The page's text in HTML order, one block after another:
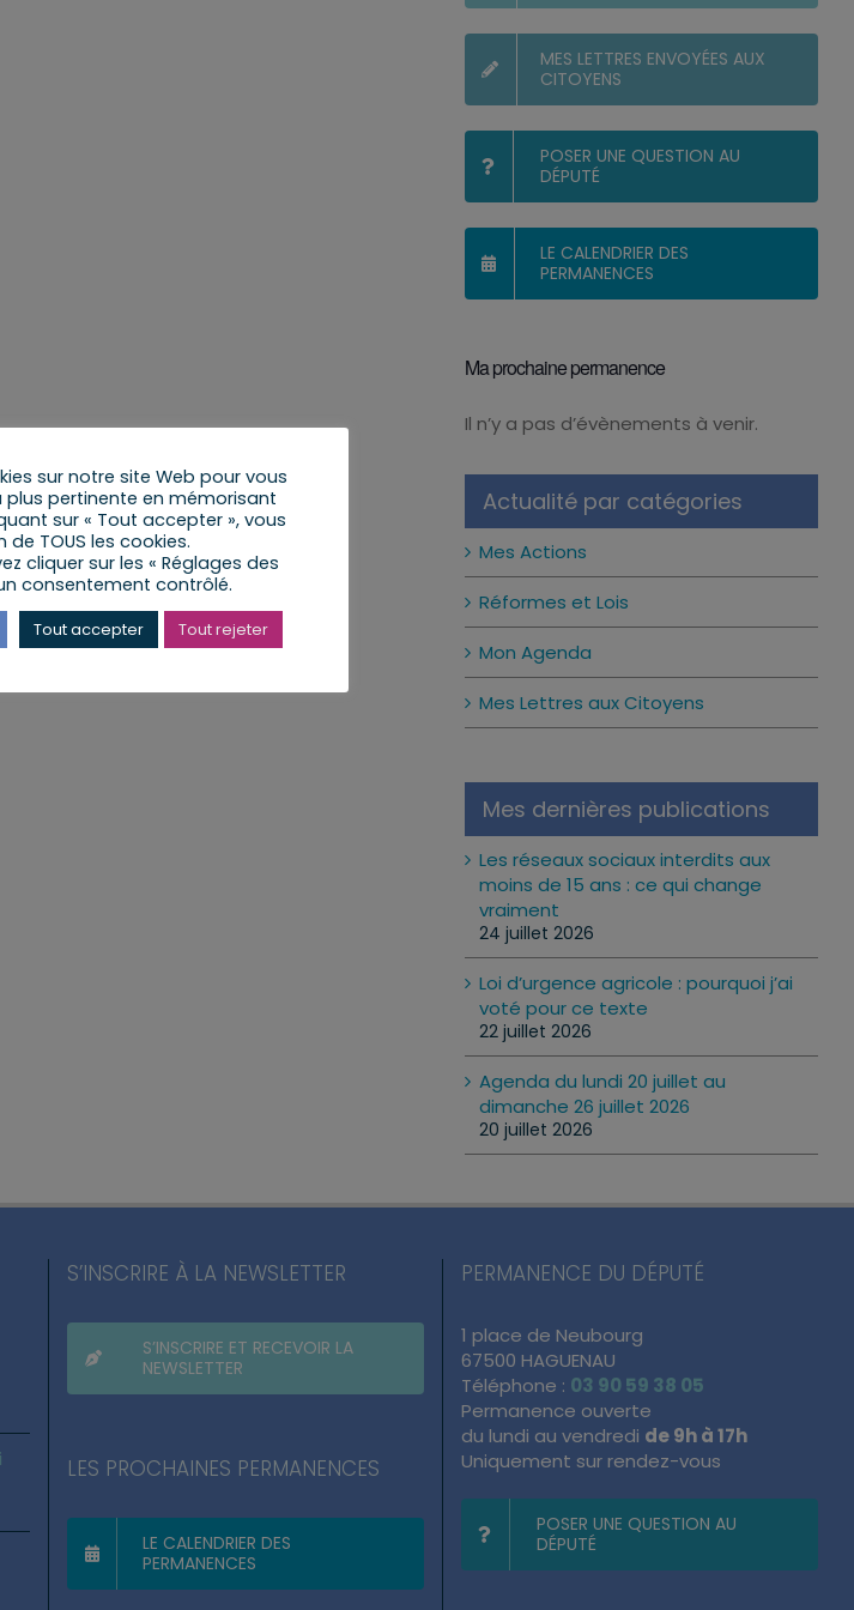
MES LETTRES ENVOYÉES AUX
CITOYENS
POSER UNE QUESTION AU
DÉPUTÉ
LE CALENDRIER DES
PERMANENCES
Ma prochaine permanence
Notice
Il n’y a pas d’évènements à venir.
Actualité par catégories
Mes Actions
Réformes et Lois
Mon Agenda
Mes Lettres aux Citoyens
Mes dernières publications
Les réseaux sociaux interdits aux
moins de 15 ans : ce qui change
vraiment
24 juillet 2026
Loi d’urgence agricole : pourquoi j’ai
voté pour ce texte
22 juillet 2026
Agenda du lundi 20 juillet au
dimanche 26 juillet 2026
20 juillet 2026
S’INSCRIRE À LA NEWSLETTER
S’INSCRIRE ET RECEVOIR LA
NEWSLETTER
LES PROCHAINES PERMANENCES
LE CALENDRIER DES
PERMANENCES
PERMANENCE DU DÉPUTÉ
1 place de Neubourg
67500 HAGUENAU
Téléphone : 03 90 59 38 05
Permanence ouverte
du lundi au vendredi de 9h à 17h
Uniquement sur rendez-vous
POSER UNE QUESTION AU
DÉPUTÉ
sur notre site Web pour vous
plus pertinente en mémorisant
sur « Tout accepter », vous
TOUS les cookies.
cliquer sur les « Réglages des
consentement contrôlé.
Tout accepter Tout rejeter